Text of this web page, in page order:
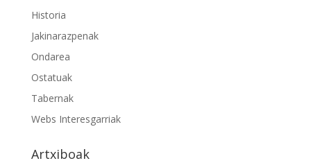
Historia
Jakinarazpenak
Ondarea
Ostatuak
Tabernak
Webs Interesgarriak
Artxiboak